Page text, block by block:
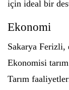
için ideal bir
Ekonomi
Sakarya Ferizli,
Ekonomisi
Tarım